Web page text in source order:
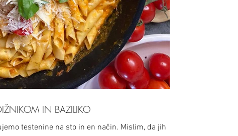
IN BAZILIKO
testenine na sto in en način. Mislim, da jih